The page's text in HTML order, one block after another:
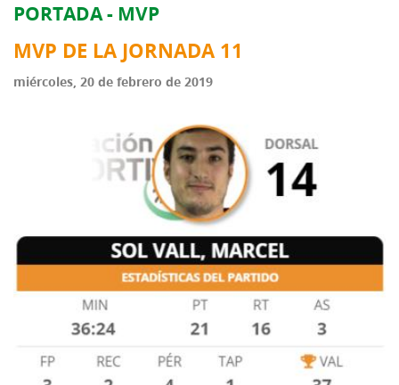
PORTADA - MVP
MVP DE LA JORNADA 11
miércoles, 20 de febrero de 2019